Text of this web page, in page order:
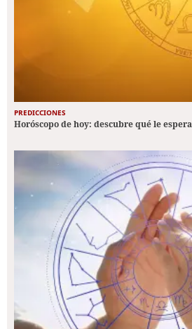
PREDICCIONES
Horóscopo de hoy: descubre qué le